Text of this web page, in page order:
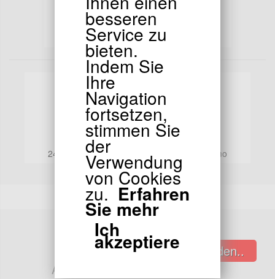
TRANSAKTIONEN
Sichere Zahlung:
Alle Transaktionen sind 100% sicher
BESTELLUNGEN
Verfolgbare Bestellungen
24/48 Stunden mit Chronopost oder Colissimo
ABONNIEREN
Senden..
besseren
Service zu
bieten.
Indem Sie
Ihre
Navigation
fortsetzen,
stimmen Sie
der
Verwendung
von Cookies
zu. Erfahren
Sie mehr
Ich
akzeptiere